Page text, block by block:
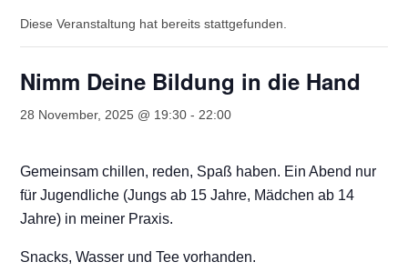
Diese Veranstaltung hat bereits stattgefunden.
Nimm Deine Bildung in die Hand
28 November, 2025 @ 19:30 - 22:00
Gemeinsam chillen, reden, Spaß haben. Ein Abend nur
für Jugendliche (Jungs ab 15 Jahre, Mädchen ab 14
Jahre) in meiner Praxis.
Snacks, Wasser und Tee vorhanden.